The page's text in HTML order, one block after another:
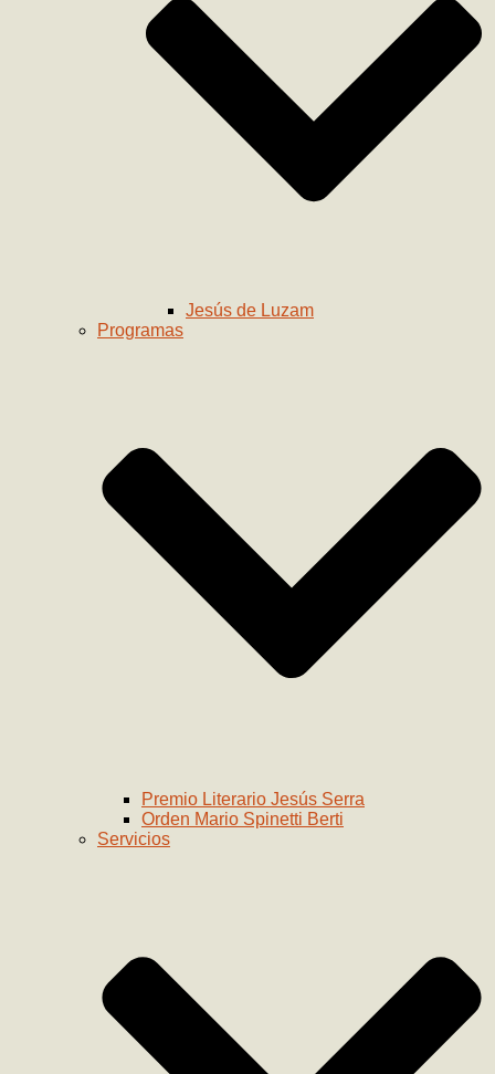
Jesús de Luzam
Programas
Premio Literario Jesús Serra
Orden Mario Spinetti Berti
Servicios